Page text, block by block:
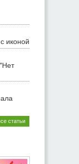
иконой
статьи